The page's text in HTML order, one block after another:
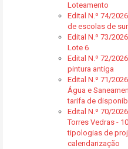
Loteamento
Edital N.º 74/
de escolas de
Edital N.º 73/
Lote 6
Edital N.º 72/
pintura antiga
Edital N.º 71/
Água e
tarifa de
Edital N.º 70/
Torres Vedras -
tipologias de
calendarização